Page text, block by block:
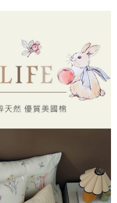
帳頁面顯示為準，若有關於
support/home
先享後付」服務完成之交
並將交易相關給付款項請求債
：
監護人之同意方可使用
之損失，本公司不負相關責
帳號之用戶狀況，依本公司即
之情形，本公司將視審查結果
冊。若發現惡意使用之情形，
用額度並採取法律行動。